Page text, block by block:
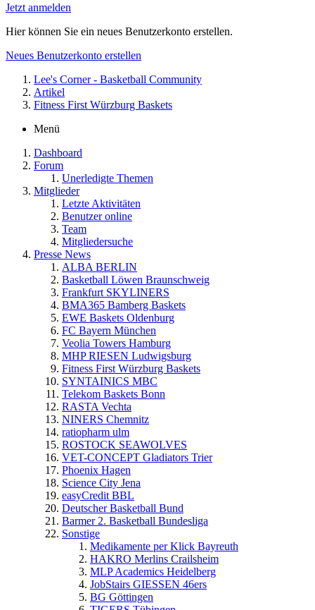
Jetzt anmelden
Hier können Sie ein neues Benutzerkonto erstellen.
Neues Benutzerkonto erstellen
Lee's Corner - Basketball Community
Artikel
Fitness First Würzburg Baskets
Menü
Dashboard
Forum
Unerledigte Themen
Mitglieder
Letzte Aktivitäten
Benutzer online
Team
Mitgliedersuche
Presse News
ALBA BERLIN
Basketball Löwen Braunschweig
Frankfurt SKYLINERS
BMA365 Bamberg Baskets
EWE Baskets Oldenburg
FC Bayern München
Veolia Towers Hamburg
MHP RIESEN Ludwigsburg
Fitness First Würzburg Baskets
SYNTAINICS MBC
Telekom Baskets Bonn
RASTA Vechta
NINERS Chemnitz
ratiopharm ulm
ROSTOCK SEAWOLVES
VET-CONCEPT Gladiators Trier
Phoenix Hagen
Science City Jena
easyCredit BBL
Deutscher Basketball Bund
Barmer 2. Basketball Bundesliga
Sonstige
Medikamente per Klick Bayreuth
HAKRO Merlins Crailsheim
MLP Academics Heidelberg
JobStairs GIESSEN 46ers
BG Göttingen